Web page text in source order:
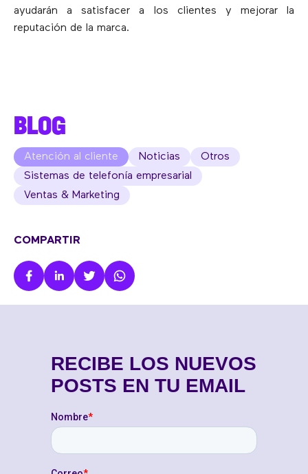
ayudarán a satisfacer a los clientes y mejorar la
reputación de la marca.
BLOG
Atención al cliente Noticias
Otros
Sistemas de telefonía empresarial
Ventas & Marketing
COMPARTIR